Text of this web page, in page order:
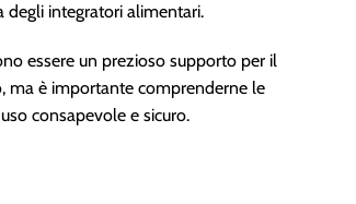
degli integratori alimentari.
essere un prezioso supporto per il
ma è importante comprenderne le
consapevole e sicuro.